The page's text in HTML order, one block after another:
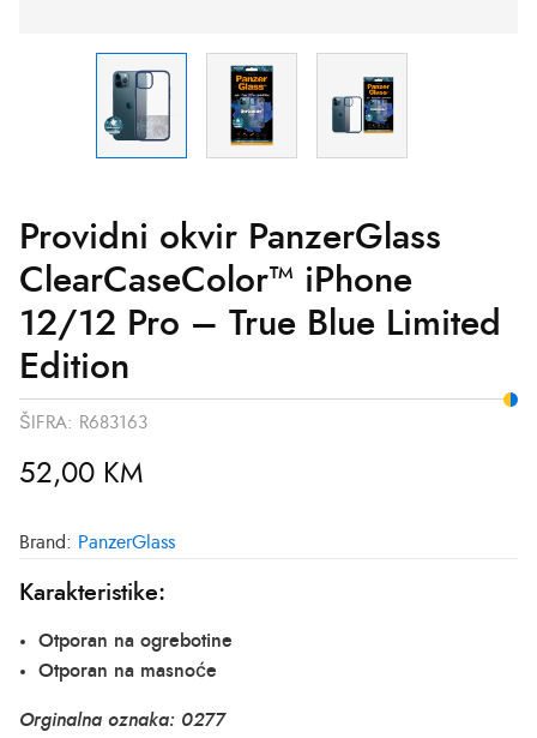
Providni okvir PanzerGlass
ClearCaseColor™ iPhone
12/12 Pro – True Blue Limited
Edition
ŠIFRA: R683163
52,00 KM
Brand: PanzerGlass
Karakteristike:
Otporan na ogrebotine
Otporan na masnoće
Orginalna oznaka: 0277